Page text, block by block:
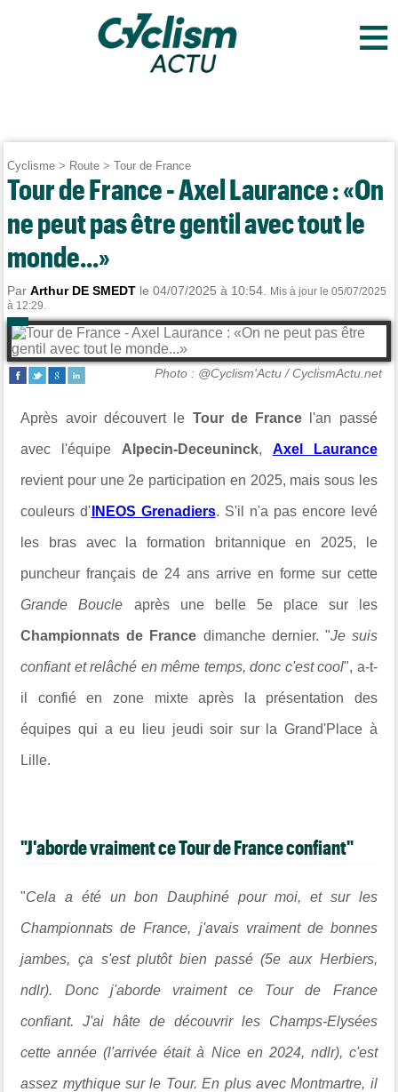
≡
Cyclisme > Route >Tour de France
Tour de France - Axel Laurance : «On
ne peut pas être gentil avec tout le
monde...»
ParArthur DE SMEDT le 04/07/2025 à 10:54.
Mis à jour le 05/07/2025
à 12:29.
Photo : @Cyclism'Actu / CyclismActu.net
Après avoir découvert le Tour de France l'an passé
avec l'équipe Alpecin-Deceuninck, Axel Laurance
revient pour une 2e participation en 2025, mais sous les
couleurs d' INEOS Grenadiers. S'il n'a pas encore levé
les bras avec la formation britannique en 2025, le
puncheur français de 24 ans arrive en forme sur cette
Grande Boucle après une belle 5e place sur les
Championnats de France dimanche dernier. "Je suis
confiant et relâché en même temps, donc c'est cool", a-t-
il confié en zone mixte après la présentation des
équipesqui a eu lieu jeudi soir sur la Grand'Place à
Lille.
"J'aborde vraiment ce Tour de France confiant"
"Cela a été un bon Dauphiné pour moi, et sur les
Championnats de France, j'avais vraiment de bonnes
jambes, ça s'est plutôt bien passé (5e aux Herbiers,
ndlr). Donc j'aborde vraiment ce Tour de France
confiant. J'ai hâte de découvrir les Champs-Elysées
cette année (l'arrivée était à Nice en 2024, ndlr), c'est
assez mythique sur le Tour. En plus avec Montmartre, il